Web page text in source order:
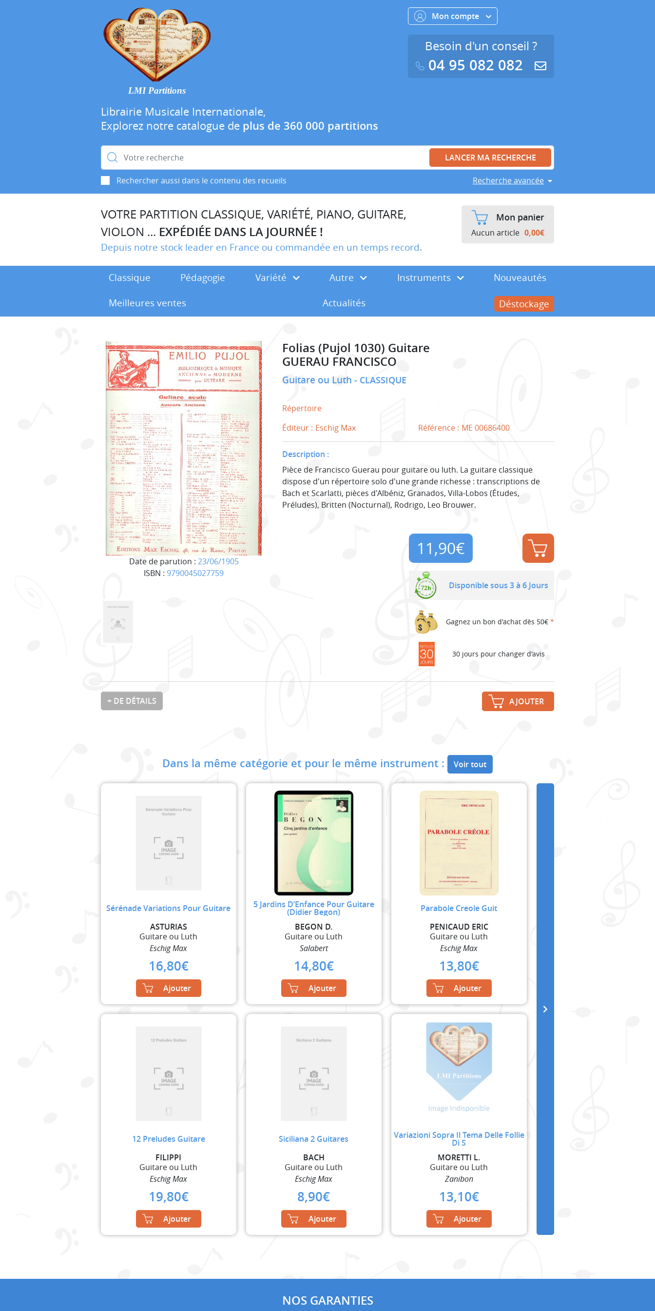
LMI Partitions
Librairie Musicale Internationale,
Explorez notre catalogue de plus de 360 000 partitions
Rechercher :
Rechercher aussi dans le contenu des recueils Recherche avancée
Mon compte
Besoin d'un conseil ?
04 95 082 082
VOTRE PARTITION CLASSIQUE, VARIÉTÉ, PIANO, GUITARE,
VIOLON ... EXPÉDIÉE DANS LA JOURNÉE !
Depuis notre stock leader en France ou commandée en un temps record.
Mon panier
Aucun article 0,00€
Classique Pédagogie Variété Autre Instruments
Nouveautés
Meilleures ventes
Actualités Déstockage
Date de parution : 23/06/1905
ISBN : 9790045027759
Folias (Pujol 1030) Guitare
GUERAU FRANCISCO
Guitare ou Luth CLASSIQUE
Répertoire
Éditeur : Eschig Max Référence : ME 00686400
Description :
Pièce de Francisco Guerau pour guitare ou luth. La guitare classique
dispose d'un répertoire solo d'une grande richesse : transcriptions de
Bach et Scarlatti, pièces d'Albéniz, Granados, Villa-Lobos (Études,
Préludes), Britten (Nocturnal), Rodrigo, Leo Brouwer.
11,90€
Disponible sous 3 à 6 Jours
Gagnez un bon d'achat dès 50€ *
30 jours pour changer d'avis
+ DE DÉTAILS AJOUTER
Dans la même catégorie et pour le même instrument : Voir tout
Sérénade Variations Pour Guitare
ASTURIAS
Guitare ou Luth
Eschig Max
16,80€
Ajouter
5 Jardins D’Enfance Pour Guitare
(Didier Begon)
BEGON D.
Guitare ou Luth
Salabert
14,80€
Ajouter
Parabole Creole Guit
PENICAUD ERIC
Guitare ou Luth
Eschig Max
13,80€
Ajouter
12 Preludes Guitare
FILIPPI
Guitare ou Luth
Eschig Max
19,80€
Ajouter
Siciliana 2 Guitares
BACH
Guitare ou Luth
Eschig Max
8,90€
Ajouter
Variazioni Sopra Il Tema Delle Follie
Di S
MORETTI L.
Guitare ou Luth
Zanibon
13,10€
Ajouter
NOS GARANTIES